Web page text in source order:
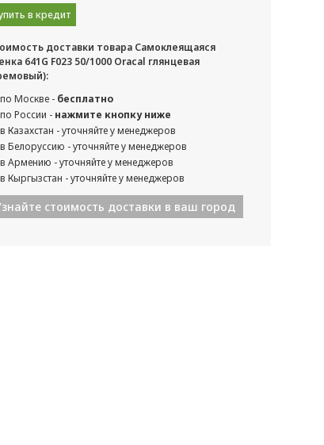
в кредит
доставки товара Самоклеящаяся
641G F023 50/1000 Oracal глянцевая
по Москве - бесплатно
по России - нажмите кнопку ниже
в Казахстан - уточняйте у менеджеров
в Белоруссию - уточняйте у менеджеров
в Армению - уточняйте у менеджеров
в Кыргызстан - уточняйте у менеджеров
стоимость доставки в ваш город